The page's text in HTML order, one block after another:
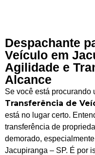
Despachante
Veículo em
Agilidade e
Alcance
Se você está procurando
Transferência de
está no lugar certo.
transferência de
demorado,
Jacupiranga – SP. É por